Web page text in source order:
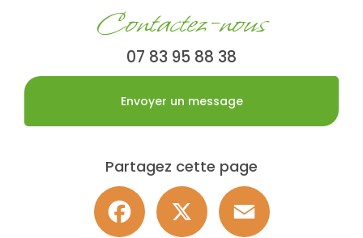
Contactez-nous
07 83 95 88 38
Envoyer un message
Partagez cette page
Facebook